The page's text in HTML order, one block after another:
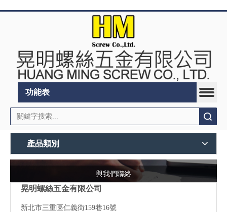
功能表
產品類別
與我們聯絡
晃明螺絲五金有限公司
新北市三重區仁義街159巷16號